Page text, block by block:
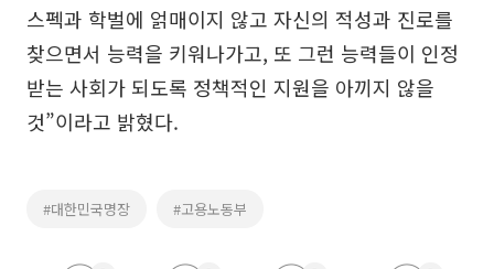
스펙과 학벌에 얽매이지 않고 자신의 적성과 진로를
찾으면서 능력을 키워나가고, 또 그런 능력들이 인정
받는 사회가 되도록 정책적인 지원을 아끼지 않을
것”이라고 밝혔다.
#대한민국명장 #고용노동부